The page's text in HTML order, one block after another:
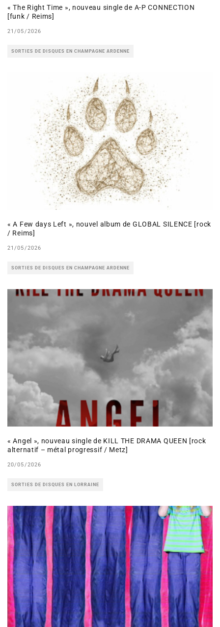
« The Right Time », nouveau single de A-P CONNECTION
[funk / Reims]
21/05/2026
SORTIES DE DISQUES EN CHAMPAGNE ARDENNE
« A Few days Left », nouvel album de GLOBAL SILENCE [rock
/ Reims]
21/05/2026
SORTIES DE DISQUES EN CHAMPAGNE ARDENNE
« Angel », nouveau single de KILL THE DRAMA QUEEN [rock
alternatif – métal progressif / Metz]
20/05/2026
SORTIES DE DISQUES EN LORRAINE